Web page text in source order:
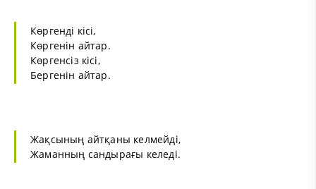
Көргенді кісі,
Көргенін айтар.
Көргенсіз кісі,
Бергенін айтар.
Жақсының айтқаны келмейді,
Жаманның сандырағы келеді.